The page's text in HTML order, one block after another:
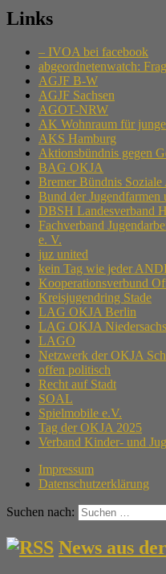
Links
– IVOA bei facebook
abgeordnetenwatch:
AGJF B-W
AGJF Sachsen
AGOT-NRW
AK Wohnraum für
AKS Hamburg
Aktionsbündnis gegen
BAG OKJA
Bremer Bündnis Soziale
Bund der
DBSH Landesverband
Fachverband
e. V.
juz united
kein Tag wie jeder
Kooperationsverbund
Kreisjugendring Stade
LAG OKJA Berlin
LAG OKJA
LAGO
Netzwerk der OKJA
offen politisch
Recht auf Stadt
SOAL
Spielmobile e.V.
Tag der OKJA 2025
Verband Kinder- und
Impressum
Datenschutzerklärung
Suchen nach:
News aus